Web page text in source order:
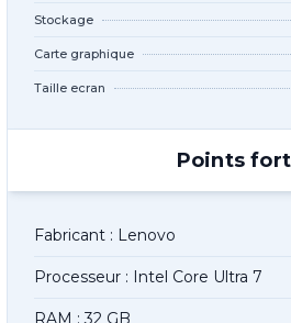
Stockage
Carte graphique
Taille ecran
Points
Fabricant : Lenovo
Processeur : Intel Core Ultra 7
RAM : 32 GB